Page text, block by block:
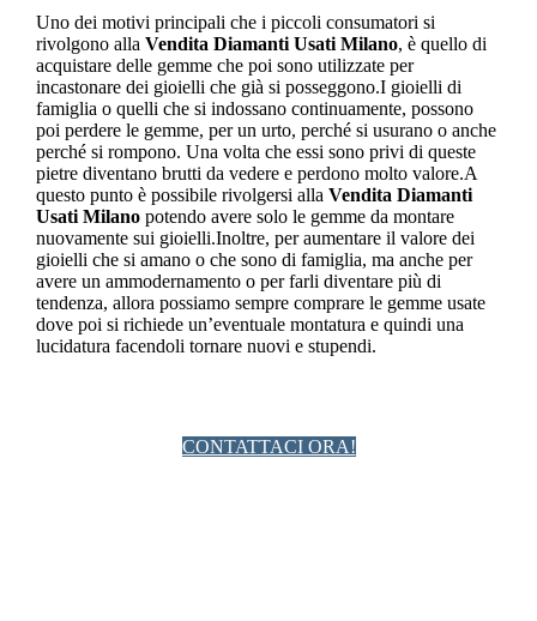
Uno dei motivi principali che i piccoli consumatori si
rivolgono alla Vendita Diamanti Usati Milano, è quello di
acquistare delle gemme che poi sono utilizzate per
incastonare dei gioielli che già si posseggono.I gioielli di
famiglia o quelli che si indossano continuamente, possono
poi perdere le gemme, per un urto, perché si usurano o anche
perché si rompono. Una volta che essi sono privi di queste
pietre diventano brutti da vedere e perdono molto valore.A
questo punto è possibile rivolgersi alla Vendita Diamanti
Usati Milanopotendo avere solo le gemme da montare
nuovamente sui gioielli.Inoltre, per aumentare il valore dei
gioielli che si amano o che sono di famiglia, ma anche per
avere un ammodernamento o per farli diventare più di
tendenza, allora possiamo sempre comprare le gemme usate
dove poi si richiede un’eventuale montatura e quindi una
lucidatura facendoli tornare nuovi e stupendi.
CONTATTACI ORA!